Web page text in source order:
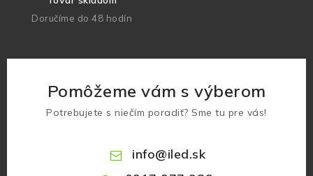
Doručíme do 48 hodín
Pomôžeme vám s výberom
Potrebujete s niečím poradiť? Sme tu pre vás!
info@iled.sk